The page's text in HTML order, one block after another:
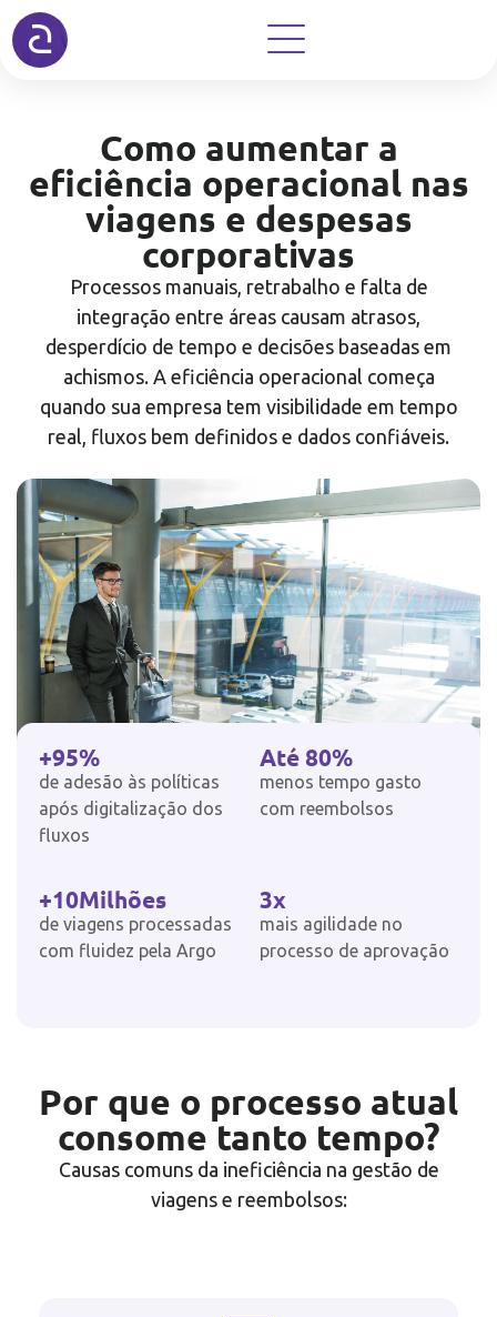
Como aumentar a
eficiência operacional nas
viagens e despesas
corporativas
Processos manuais, retrabalho e falta de
integração entre áreas causam atrasos,
desperdício de tempo e decisões baseadas em
achismos. A eficiência operacional começa
quando sua empresa tem visibilidade em tempo
real, fluxos bem definidos e dados confiáveis.
+95%
de adesão às políticas
após digitalização dos
fluxos
Até 80%
menos tempo gasto
com reembolsos
+10Milhões
de viagens processadas
com fluidez pela Argo
3x
mais agilidade no
processo de aprovação
Por que o processo atual
consome tanto tempo?
Causas comuns da ineficiência na gestão de
viagens e reembolsos: